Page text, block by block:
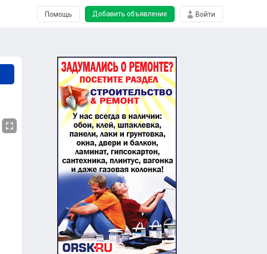
Помощь Добавить объявление Войти